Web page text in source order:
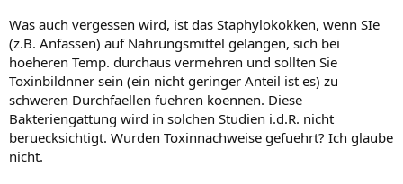
Nicht betroffen davon ist das Recht, Anhänger und Caravans zu
ziehen.
Was auch vergessen wird, ist das Staphylokokken, wenn SIe
(z.B. Anfassen) auf Nahrungsmittel gelangen, sich bei
hoeheren Temp. durchaus vermehren und sollten Sie
Toxinbildnner sein (ein nicht geringer Anteil ist es) zu
schweren Durchfaellen fuehren koennen. Diese
Bakteriengattung wird in solchen Studien i.d.R. nicht
beruecksichtigt. Wurden Toxinnachweise gefuehrt? Ich glaube
nicht.